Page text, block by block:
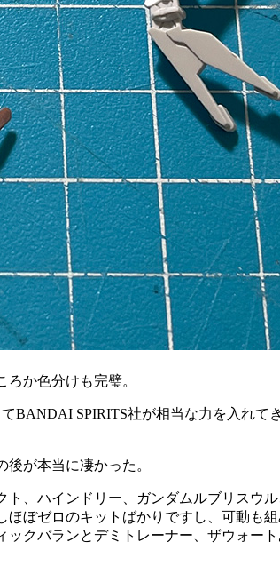
か色分けも完璧。
BANDAI SPIRITS社が相当な力を入れて
が本当に凄かった。
、ハインドリー、ガンダムルブリスウ
ぼゼロのキットばかりですし、可動も
クバランとデミトレーナー、ザウォー